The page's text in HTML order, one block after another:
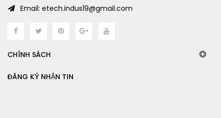
Email: etech.indus19@gmail.com
CHÍNH SÁCH
ĐĂNG KÝ NHẬN TIN